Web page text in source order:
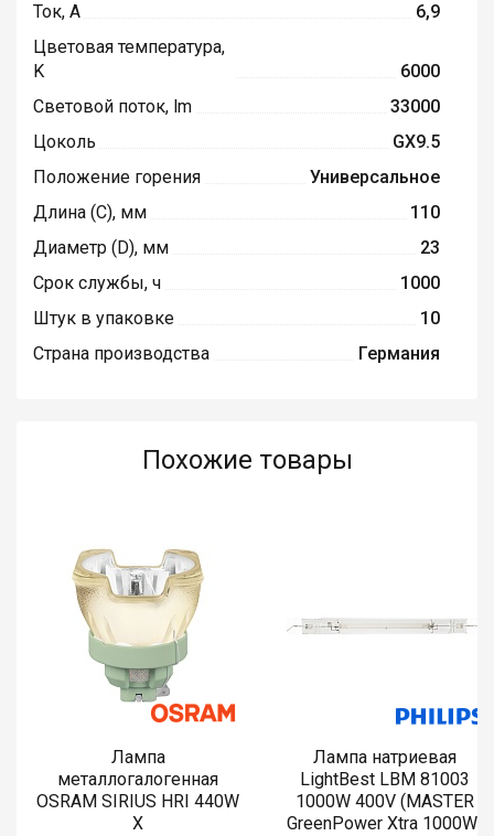
Ток, А
6,9
Цветовая температура,
K
6000
Световой поток, lm
33000
Цоколь
GX9.5
Положение горения
Универсальное
Длина (C), мм
110
Диаметр (D), мм
23
Срок службы, ч
1000
Штук в упаковке
10
Страна производства
Германия
Похожие товары
Лампа
металлогалогенная
OSRAM SIRIUS HRI 440W
X
Лампа натриевая
LightBest LBM 81003
1000W 400V (MASTER
GreenPower Xtra 1000W)